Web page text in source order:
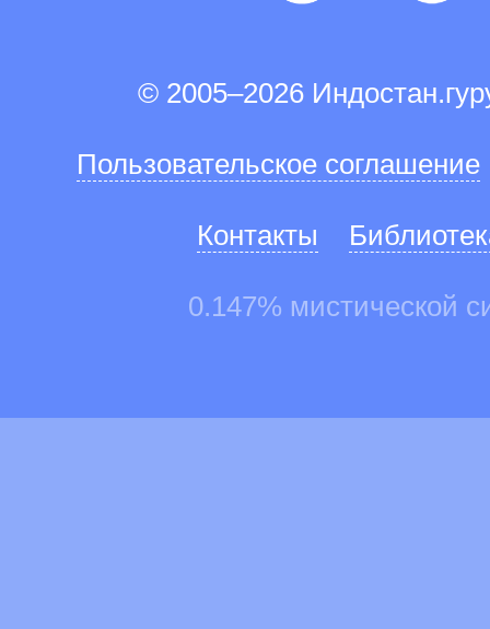
© 2005–2026
Пользовательское соглашение
Контакты
0.147% мистической